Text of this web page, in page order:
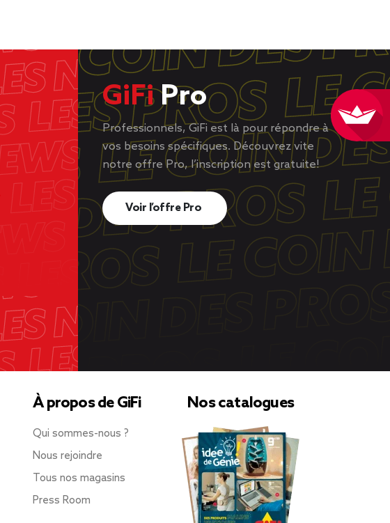
GiFiPro
Professionnels, GiFi est là pour répondre à
vos besoins spécifiques. Découvrez vite
notre offre Pro, l’inscription est gratuite!
Voir l’offre Pro
À propos de GiFi
Qui sommes-nous ?
Nous rejoindre
Tous nos magasins
Press Room
Nos catalogues